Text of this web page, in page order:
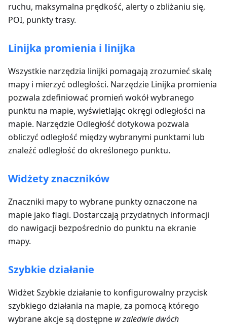
ruchu, maksymalna prędkość, alerty o zbliżaniu się,
POI, punkty trasy.
Linijka promienia i linijka
Wszystkie narzędzia linijki pomagają zrozumieć skalę
mapy i mierzyć odległości. Narzędzie Linijka promienia
pozwala zdefiniować promień wokół wybranego
punktu na mapie, wyświetlając okręgi odległości na
mapie. Narzędzie Odległość dotykowa pozwala
obliczyć odległość między wybranymi punktami lub
znaleźć odległość do określonego punktu.
Widżety znaczników
Znaczniki mapy to wybrane punkty oznaczone na
mapie jako flagi. Dostarczają przydatnych informacji
do nawigacji bezpośrednio do punktu na ekranie
mapy.
Szybkie działanie
Widżet Szybkie działanie to konfigurowalny przycisk
szybkiego działania na mapie, za pomocą którego
wybrane akcje są dostępne w zaledwie dwóch